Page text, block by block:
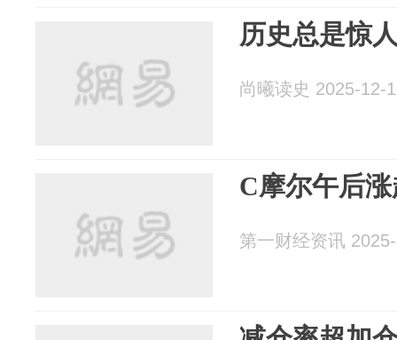
历史总是惊
尚曦读史 2025-12-
C摩尔午后
第一财经资讯